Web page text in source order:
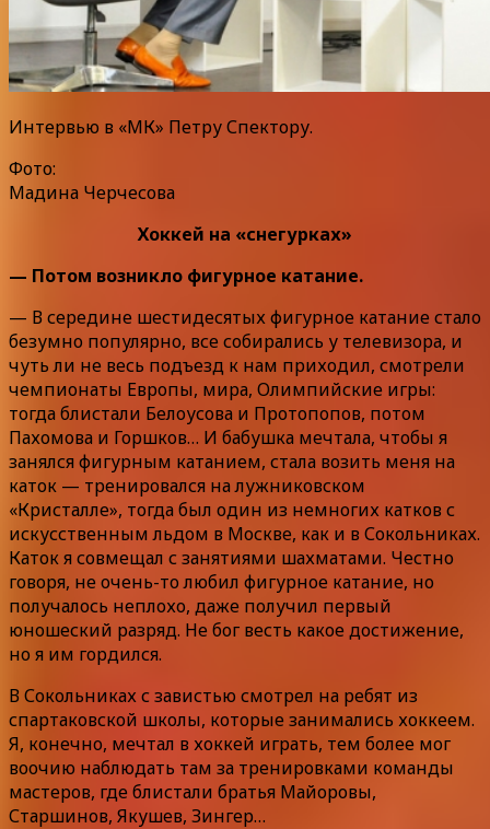
Интервью в «МК» Петру Спектору.
Фото:
Мадина Черчесова
Хоккей на «снегурках»
— Потом возникло фигурное катание.
— В середине шестидесятых фигурное катание стало
безумно популярно, все собирались у телевизора, и
чуть ли не весь подъезд к нам приходил, смотрели
чемпионаты Европы, мира, Олимпийские игры:
тогда блистали Белоусова и Протопопов, потом
Пахомова и Горшков… И бабушка мечтала, чтобы я
занялся фигурным катанием, стала возить меня на
каток — тренировался на лужниковском
«Кристалле», тогда был один из немногих катков с
искусственным льдом в Москве, как и в Сокольниках.
Каток я совмещал с занятиями шахматами. Честно
говоря, не очень-то любил фигурное катание, но
получалось неплохо, даже получил первый
юношеский разряд. Не бог весть какое достижение,
но я им гордился.
В Сокольниках с завистью смотрел на ребят из
спартаковской школы, которые занимались хоккеем.
Я, конечно, мечтал в хоккей играть, тем более мог
воочию наблюдать там за тренировками команды
мастеров, где блистали братья Майоровы,
Старшинов, Якушев, Зингер…